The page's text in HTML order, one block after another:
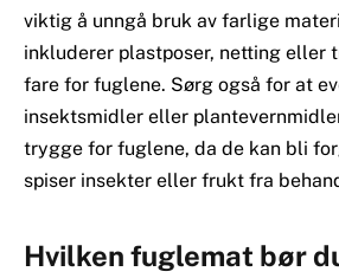
viktig å unngå bruk av farlige
inkluderer plastposer, netting eller
fare for fuglene. Sørg også for at
insektsmidler eller
trygge for fuglene, da de kan bli
spiser insekter eller frukt fra
Hvilken fuglemat bør